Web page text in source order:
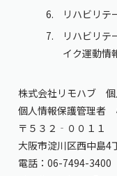
リハビリテ
リハビリテ
イク運動情
株式会社リモハブ 個
個人情報保護管理者
〒５３２‐００１１
大阪市淀川区西中島4
電話：06-7494-3400